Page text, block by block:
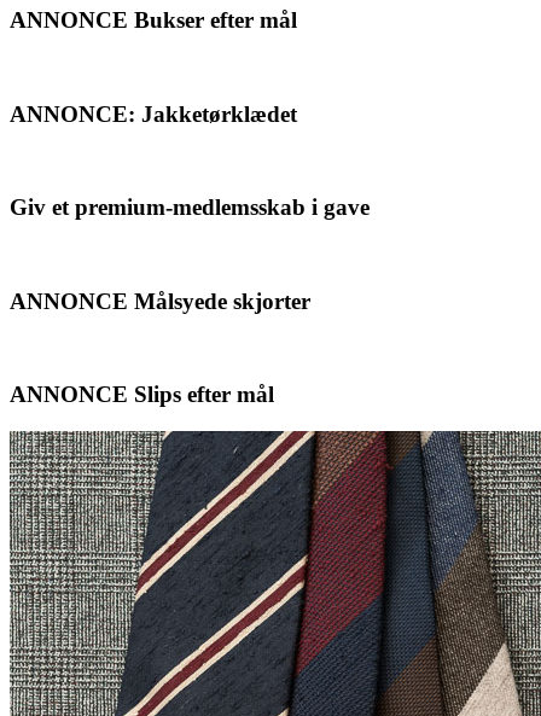
ANNONCE Bukser efter mål
ANNONCE: Jakketørklædet
Giv et premium-medlemsskab i gave
ANNONCE Målsyede skjorter
ANNONCE Slips efter mål